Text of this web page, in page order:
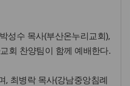
성수 목사(부산온누리교회),
회 찬양팀이 함께 예배한다.
, 최병락 목사(강남중앙침례